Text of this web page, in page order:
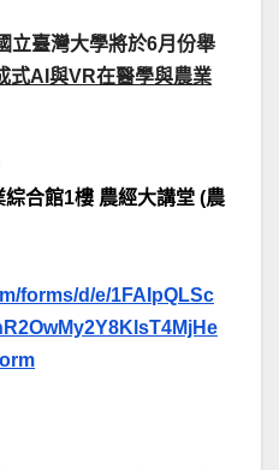
立臺灣大學將於6月份舉
式AI與VR在醫學與農業
合館1樓 農經大講堂 (農
forms/d/e/1FAIpQLSc